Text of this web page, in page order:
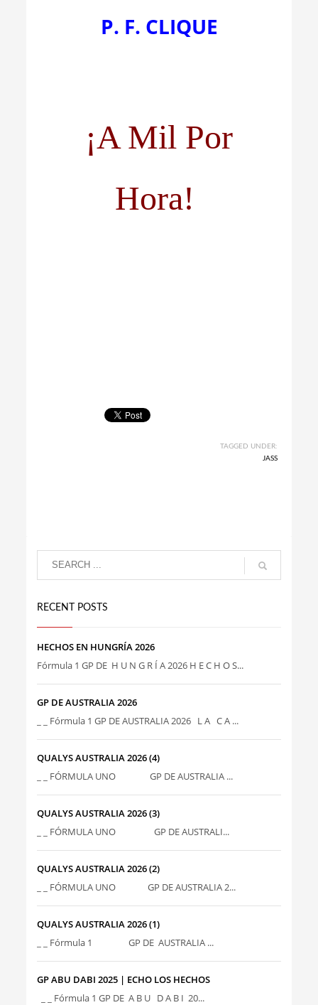
P. F. CLIQUE
¡A Mil Por
Hora!
TAGGED UNDER:
JASS
RECENT POSTS
HECHOS EN HUNGRÍA 2026
Fórmula 1 GP DE H U N G R Í A 2026 H E C H O S...
GP DE AUSTRALIA 2026
_ _ Fórmula 1 GP DE AUSTRALIA 2026 L A C A ...
QUALYS AUSTRALIA 2026 (4)
_ _ FÓRMULA UNO GP DE AUSTRALIA ...
QUALYS AUSTRALIA 2026 (3)
_ _ FÓRMULA UNO GP DE AUSTRALI...
QUALYS AUSTRALIA 2026 (2)
_ _ FÓRMULA UNO GP DE AUSTRALIA 2...
QUALYS AUSTRALIA 2026 (1)
_ _ Fórmula 1 GP DE AUSTRALIA ...
GP ABU DABI 2025 | ECHO LOS HECHOS
_ _ Fórmula 1 GP DE A B U D A B I 20...